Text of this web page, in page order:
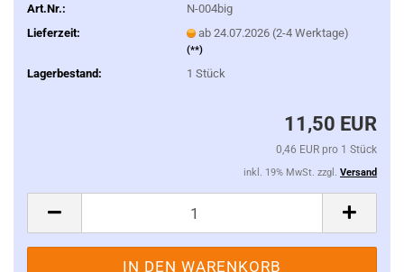
Art.Nr.:
N-004big
Lieferzeit:
ab 24.07.2026 (2-4 Werktage)
(**)
Lagerbestand: 1 Stück
11,50 EUR
0,46 EUR pro 1 Stück
inkl. 19% MwSt. zzgl. Versand